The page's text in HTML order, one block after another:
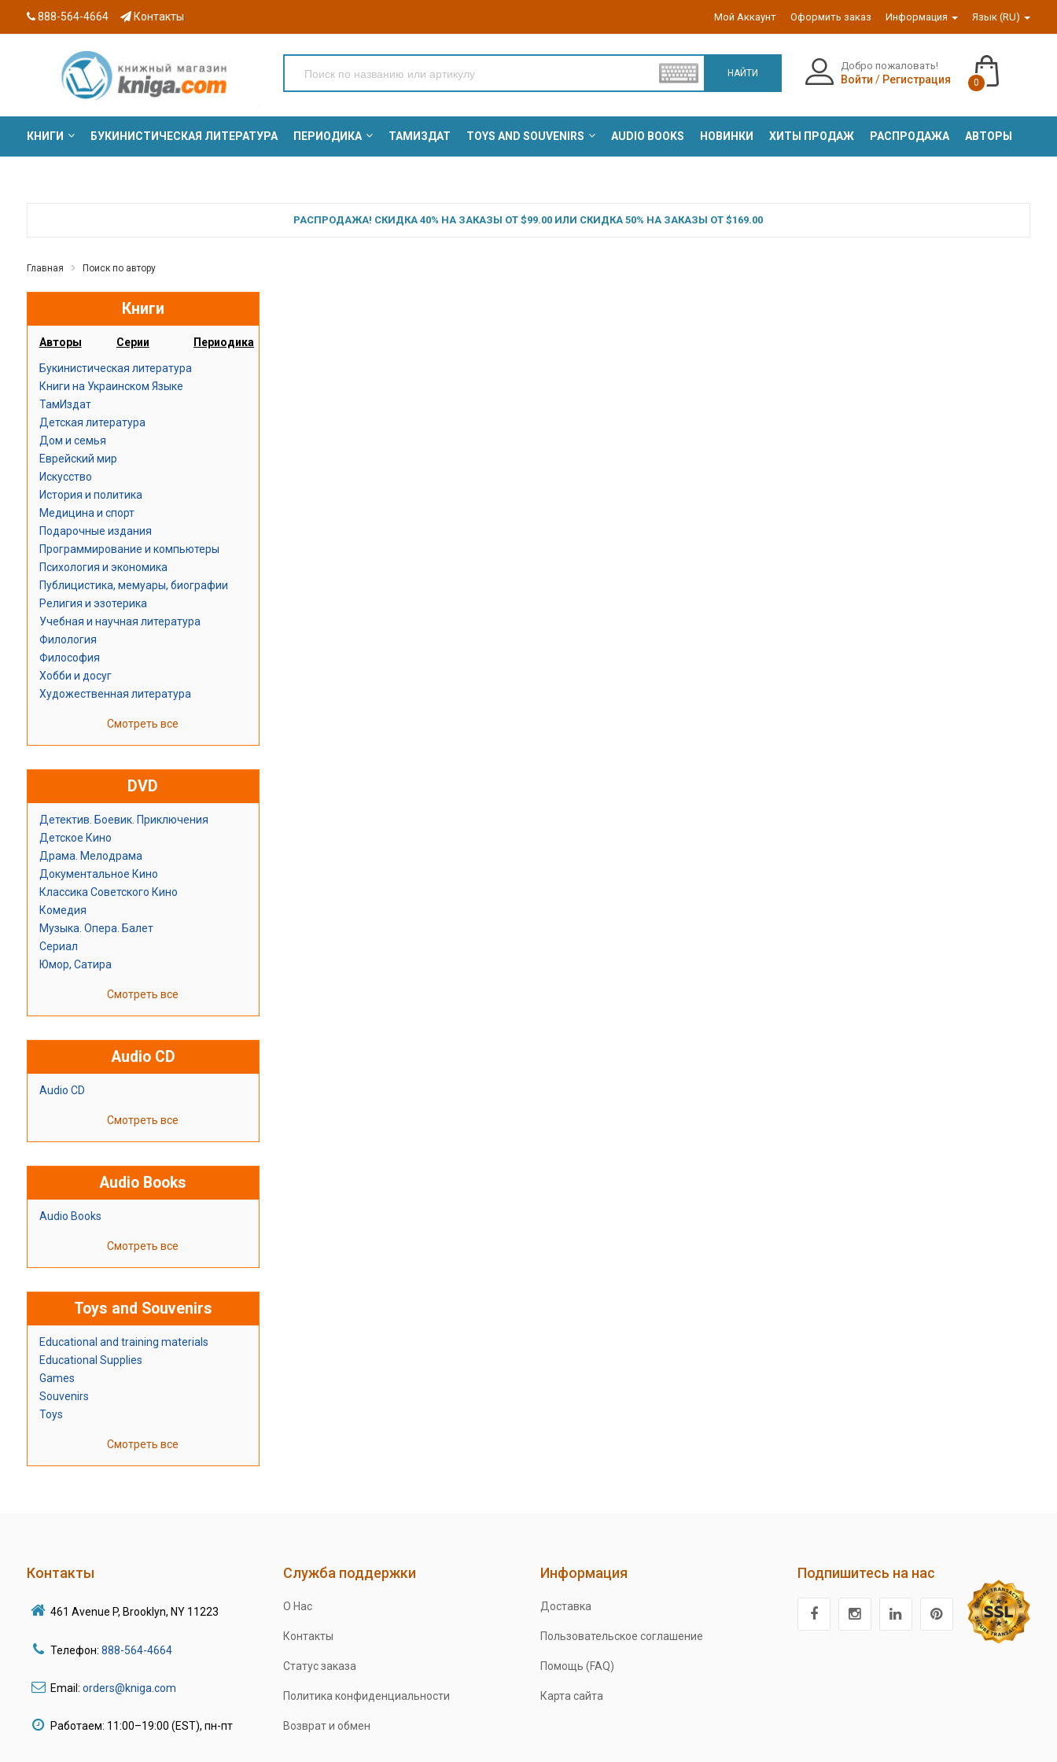
888-564-4664 Контакты Мой Аккаунт Оформить заказ Информация Язык (RU)
НАЙТИ
Добро пожаловать!
Войти / Регистрация 0
КНИГИ БУКИНИСТИЧЕСКАЯ ЛИТЕРАТУРА ПЕРИОДИКА ТАМИЗДАТ TOYS AND SOUVENIRS AUDIO BOOKS НОВИНКИ ХИТЫ ПРОДАЖ РАСПРОДАЖА АВТОРЫ
РАСПРОДАЖА! СКИДКА 40% НА ЗАКАЗЫ ОТ $99.00 ИЛИ СКИДКА 50% НА ЗАКАЗЫ ОТ $169.00
Главная Поиск по автору
Книги
Авторы Серии Периодика
Букинистическая литература
Книги на Украинском Языке
ТамИздат
Детская литература
Дом и семья
Еврейский мир
Искусство
История и политика
Медицина и спорт
Подарочные издания
Программирование и компьютеры
Психология и экономика
Публицистика, мемуары, биографии
Религия и эзотерика
Учебная и научная литература
Филология
Философия
Хобби и досуг
Художественная литература
Смотреть все
DVD
Детектив. Боевик. Приключения
Детское Кино
Драма. Мелодрама
Документальное Кино
Классика Советского Кино
Комедия
Музыка. Опера. Балет
Сериал
Юмор, Сатира
Смотреть все
Audio CD
Audio CD
Смотреть все
Audio Books
Audio Books
Смотреть все
Toys and Souvenirs
Educational and training materials
Educational Supplies
Games
Souvenirs
Toys
Смотреть все
Контакты
461 Avenue P, Brooklyn, NY 11223
Телефон: 888-564-4664
Email: orders@kniga.com
Работаем: 11:00–19:00 (EST), пн-пт
Служба поддержки
О Нас
Контакты
Статус заказа
Политика конфиденциальности
Возврат и обмен
Информация
Доставка
Пользовательское соглашение
Помощь (FAQ)
Карта сайта
Подпишитесь на нас